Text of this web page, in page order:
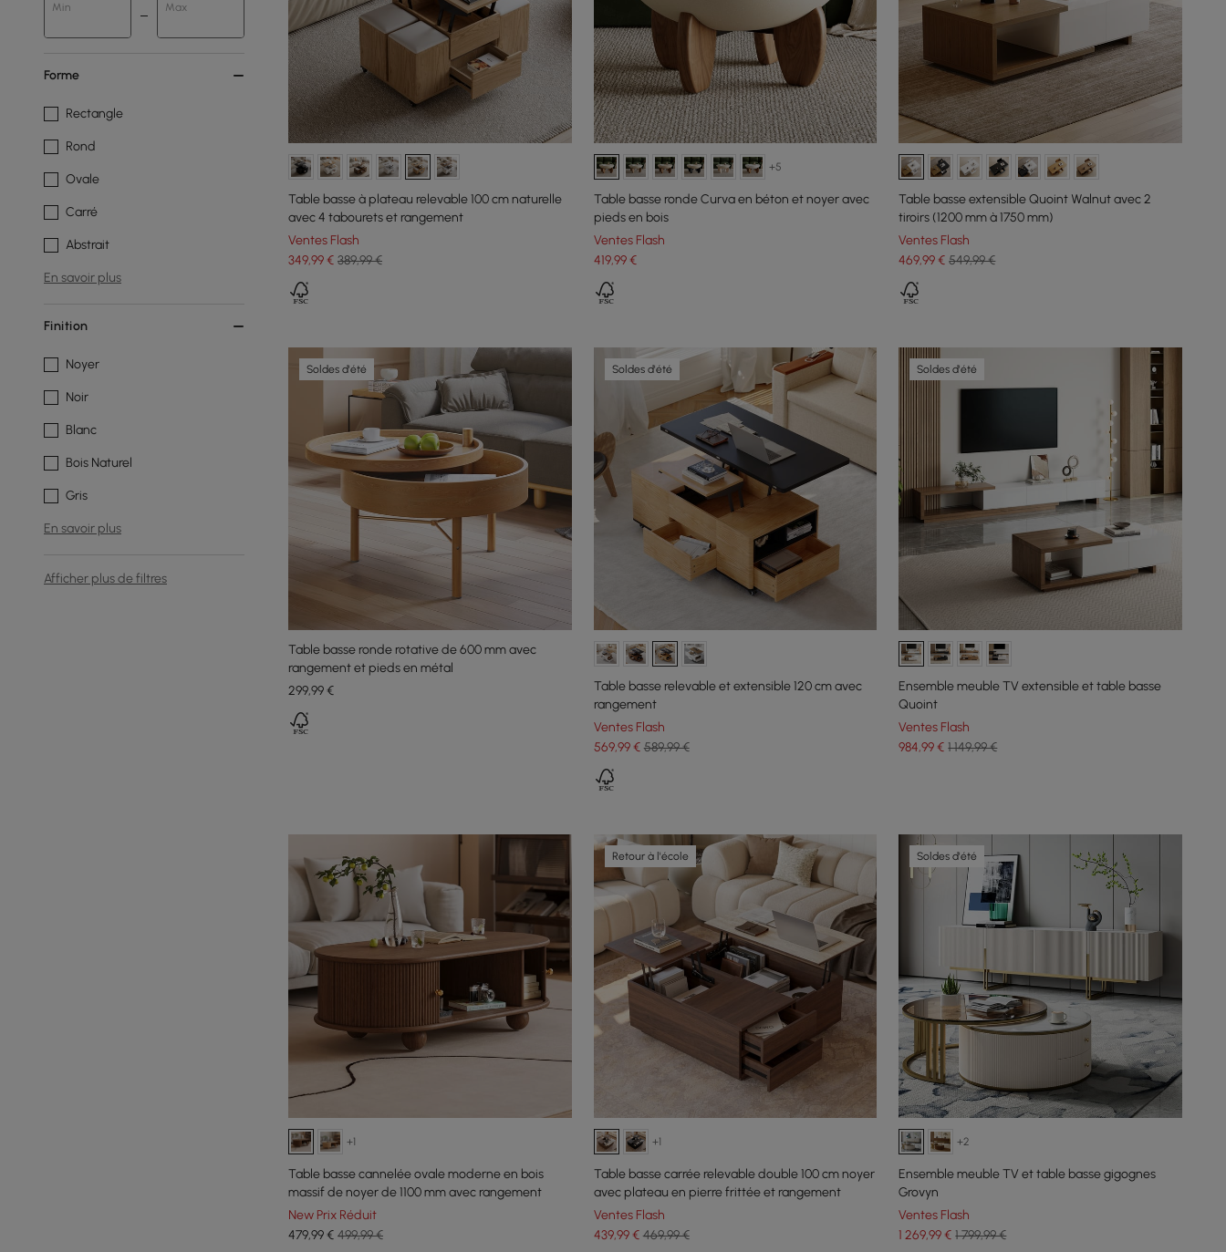
Min Max
Forme
Rectangle
Rond
Ovale
Carré
Abstrait
En savoir plus
Finition
Noyer
Noir
Blanc
Bois Naturel
Gris
En savoir plus
Afficher plus de filtres
Table basse à plateau relevable 100 cm naturelle
avec 4 tabourets et rangement
Ventes Flash
349,99€ 389,99 €
+5
Table basse ronde Curva en béton et noyer avec
pieds en bois
Ventes Flash
419,99€
Table basse extensible Quoint Walnut avec 2
tiroirs (1200 mm à 1750 mm)
Ventes Flash
469,99€ 549,99 €
Soldes d'été
Table basse ronde rotative de 600 mm avec
rangement et pieds en métal
299,99€
Soldes d'été
Table basse relevable et extensible 120 cm avec
rangement
Ventes Flash
569,99€ 589,99 €
Soldes d'été
Ensemble meuble TV extensible et table basse
Quoint
Ventes Flash
984,99€ 1 149,99 €
+1
Table basse cannelée ovale moderne en bois
massif de noyer de 1100 mm avec rangement
New Prix Réduit
479,99€ 499,99 €
Retour à l'école
+1
Table basse carrée relevable double 100 cm noyer
avec plateau en pierre frittée et rangement
Ventes Flash
439,99€ 469,99 €
Soldes d'été
+2
Ensemble meuble TV et table basse gigognes
Grovyn
Ventes Flash
1 269,99€ 1 799,99 €